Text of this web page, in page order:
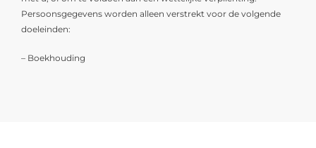
Persoonsgegevens worden alleen verstrekt voor de volgende
doeleinden:
– Boekhouding